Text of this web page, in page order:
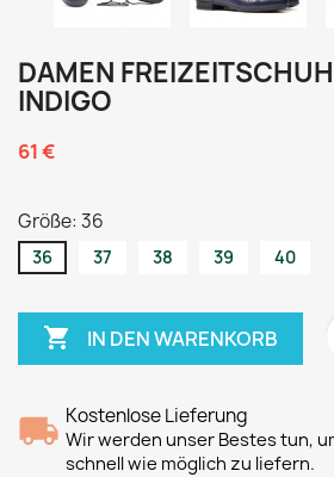
DAMEN
INDIGO
61 €
Größe: 36
36 37 38 39 40
 IN DEN WARENKORB
Kostenlose Lieferung
Wir werden unser Bestes tun,
schnell wie möglich zu liefern.